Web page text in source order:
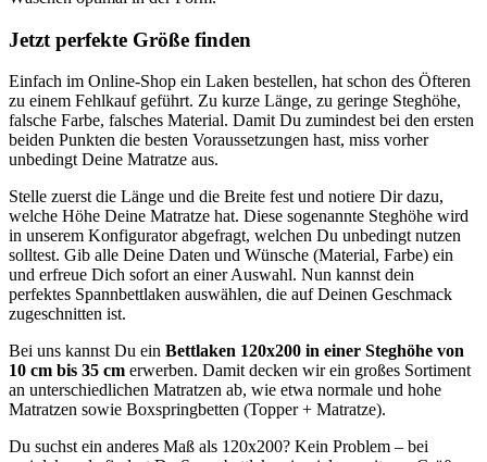
Jetzt perfekte Größe finden
Einfach im Online-Shop ein Laken bestellen, hat schon des Öfteren
zu einem Fehlkauf geführt. Zu kurze Länge, zu geringe Steghöhe,
falsche Farbe, falsches Material. Damit Du zumindest bei den ersten
beiden Punkten die besten Voraussetzungen hast, miss vorher
unbedingt Deine Matratze aus.
Stelle zuerst die Länge und die Breite fest und notiere Dir dazu,
welche Höhe Deine Matratze hat. Diese sogenannte Steghöhe wird
in unserem Konfigurator abgefragt, welchen Du unbedingt nutzen
solltest. Gib alle Deine Daten und Wünsche (Material, Farbe) ein
und erfreue Dich sofort an einer Auswahl. Nun kannst dein
perfektes Spannbettlaken auswählen, die auf Deinen Geschmack
zugeschnitten ist.
Bei uns kannst Du ein Bettlaken 120x200 in einer Steghöhe von
10 cm bis 35 cm erwerben. Damit decken wir ein großes Sortiment
an unterschiedlichen Matratzen ab, wie etwa normale und hohe
Matratzen sowie Boxspringbetten (Topper + Matratze).
Du suchst ein anderes Maß als 120x200? Kein Problem – bei